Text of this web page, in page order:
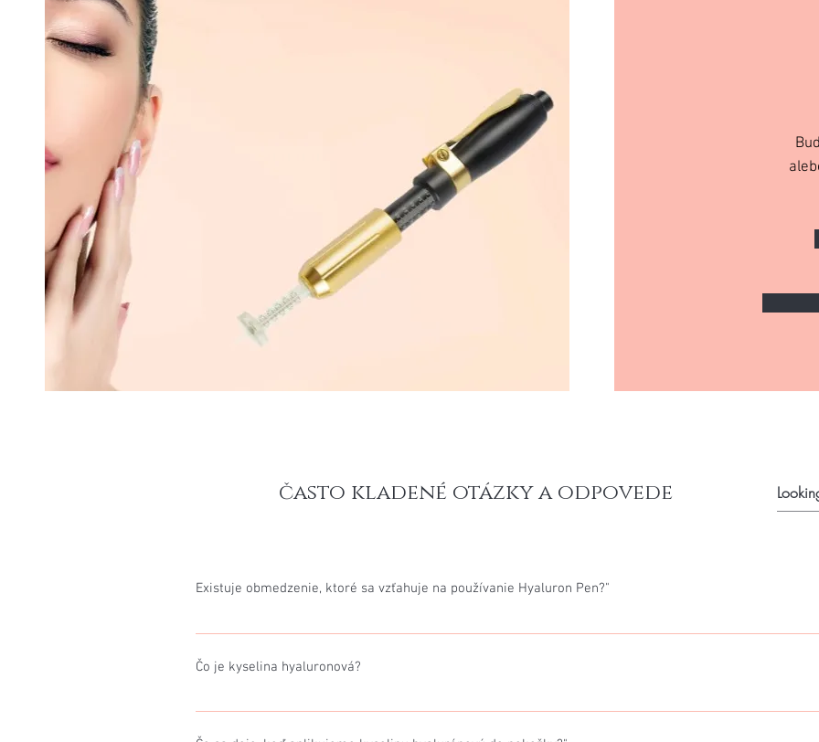
často kladené otázky a odpovede
Existuje obmedzenie, ktoré sa vzťahuje na používanie Hyaluron Pen?"
Čo sa týka samotného ošetrenia nie je, lebo nie je to invazívny úkon, a napriek videám, šíriacim sa na
Penom do hipodermisu, kde by sa rozšírila. Spomýnaný úkon je povrchnejší, preto je aj menej riskantný,
Čo je kyselina hyaluronová?
Jednou z príčin toho, že postup je tak jednoduchý a aj aplikovaná látka je neškodná, je, že pokožka
sa pozostáva z dvoch sacharidov: z kyseliny glucunoric a N-acetylglucosamine-u. Netreba sa báť z